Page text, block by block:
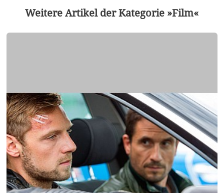
Weitere Artikel der Kategorie »Film«